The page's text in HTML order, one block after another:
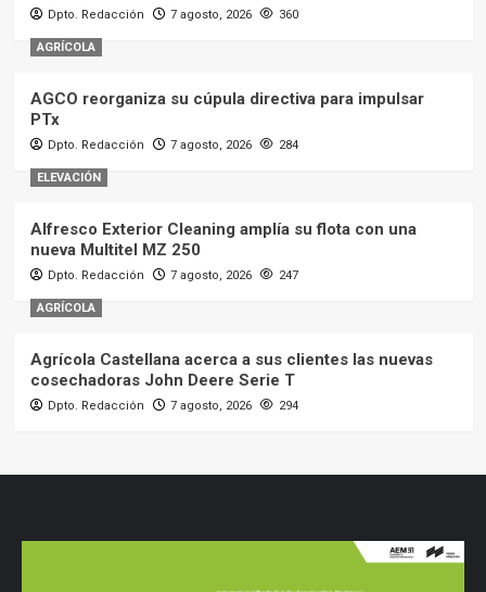
Dpto. Redacción 7 agosto, 2026 360
AGRÍCOLA
AGCO reorganiza su cúpula directiva para impulsar
PTx
Dpto. Redacción 7 agosto, 2026 284
ELEVACIÓN
Alfresco Exterior Cleaning amplía su flota con una
nueva Multitel MZ 250
Dpto. Redacción 7 agosto, 2026 247
AGRÍCOLA
Agrícola Castellana acerca a sus clientes las nuevas
cosechadoras John Deere Serie T
Dpto. Redacción 7 agosto, 2026 294